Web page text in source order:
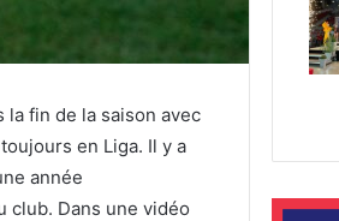
la fin de la saison avec
en Liga. Il y a
année
club. Dans une vidéo